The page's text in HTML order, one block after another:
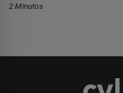
2 Minutos